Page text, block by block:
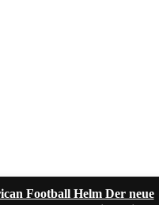
Football Helm Der neue